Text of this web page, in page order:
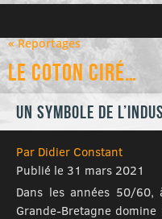
« Reportages
Le coton ciré…
Un symbole de
Par Didier Constant
Publié le 31 mars 2021
Dans les années 50/60,
Grande-Bretagne